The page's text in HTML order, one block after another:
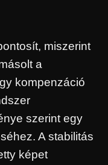
miszerint
a
kompenzáció
szerint egy
A stabilitás
képet